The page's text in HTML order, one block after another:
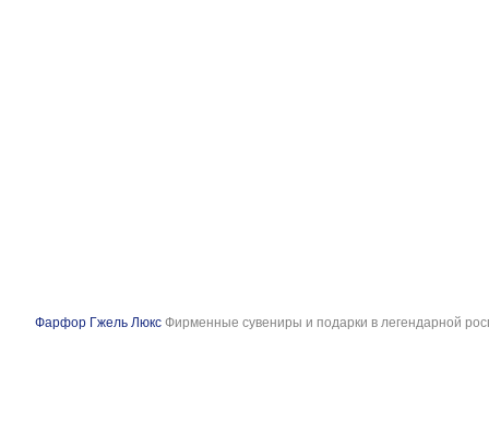
Фарфор Гжель Люкс Фирменные сувениры и подарки в легендарной